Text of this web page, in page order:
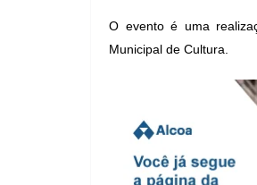
O evento é uma
Municipal de Cultura.